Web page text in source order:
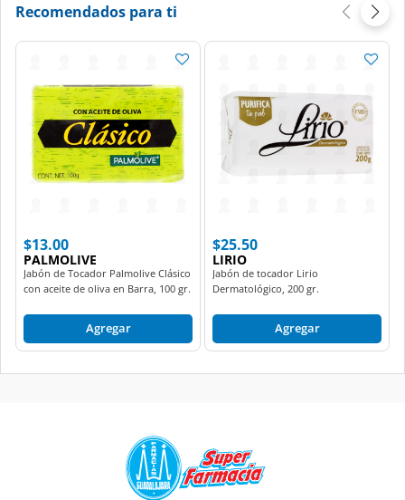
Recomendados para ti
$13.00
PALMOLIVE
Jabón de Tocador Palmolive Clásico
con aceite de oliva en Barra, 100 gr.
Agregar
$25.50
LIRIO
Jabón de tocador Lirio
Dermatológico, 200 gr.
Agregar